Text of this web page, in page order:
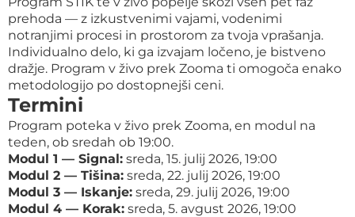
prehoda — z izkustvenimi vajami, vodenimi
notranjimi procesi in prostorom za tvoja vprašanja.
Individualno delo, ki ga izvajam ločeno, je bistveno
dražje. Program v živo prek Zooma ti omogoča enako
metodologijo po dostopnejši ceni.
Termini
Program poteka v živo prek Zooma, en modul na
teden, ob sredah ob 19:00.
Modul 1 — Signal: sreda, 15. julij 2026, 19:00
Modul 2 — Tišina: sreda, 22. julij 2026, 19:00
Modul 3 — Iskanje: sreda, 29. julij 2026, 19:00
Modul 4 — Korak: sreda, 5. avgust 2026, 19:00